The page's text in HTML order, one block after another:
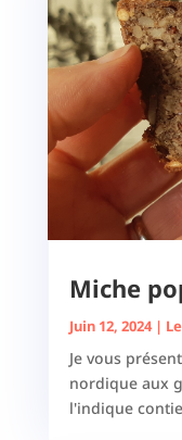
Miche
Juin 12, 2024|
Je vous
nordique aux
l'indique